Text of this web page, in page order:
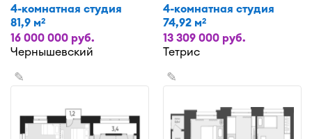
4-комнатная студия
81,9 м2
16 000 000 руб.
Чернышевский
4-комнатная студия
74,92 м2
13 309 000 руб.
Тетрис
✎ ✎